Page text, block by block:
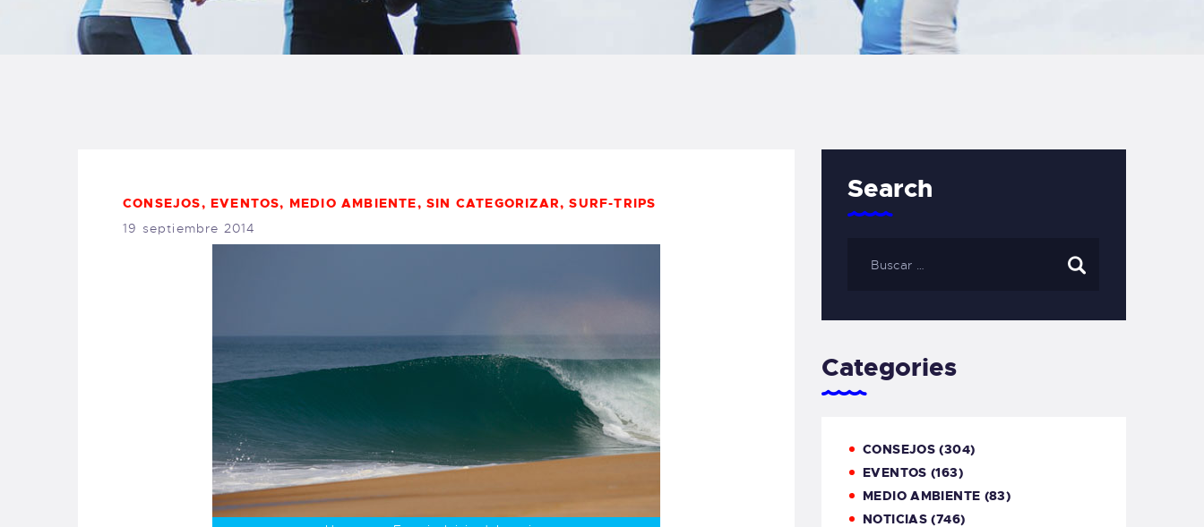
BLOG
TIENDA FAMILY
WEBCAM SALINAS
PEDIDOS
CONSEJOS,EVENTOS, MEDIO AMBIENTE,SIN CATEGORIZAR,SURF-TRIPS
19 septiembre 2014
Search
Categories
CONSEJOS (304)
EVENTOS (163)
MEDIO AMBIENTE (83)
NOTICIAS (746)